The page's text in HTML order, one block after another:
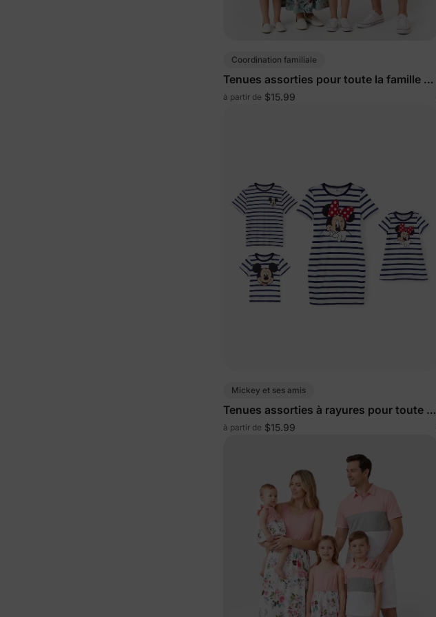
Coordination familiale
Tenues assorties pour toute la famille en
vert clair
à partir de $15.99
Mickey et ses amis
Tenues assorties à rayures pour toute la
famille Disney
à partir de $15.99